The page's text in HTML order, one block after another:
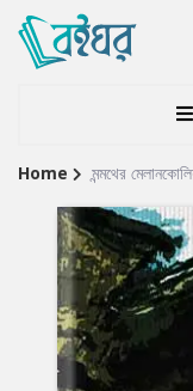
Site
Breadcrumb
Home মন্মথের